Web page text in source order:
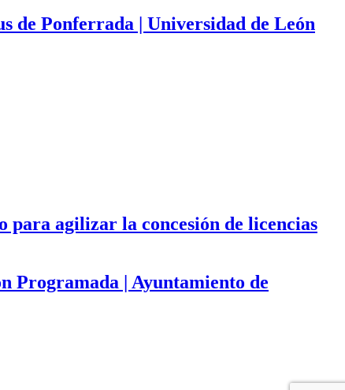
de Ponferrada | Universidad de León
para agilizar la concesión de licencias
Programada | Ayuntamiento de